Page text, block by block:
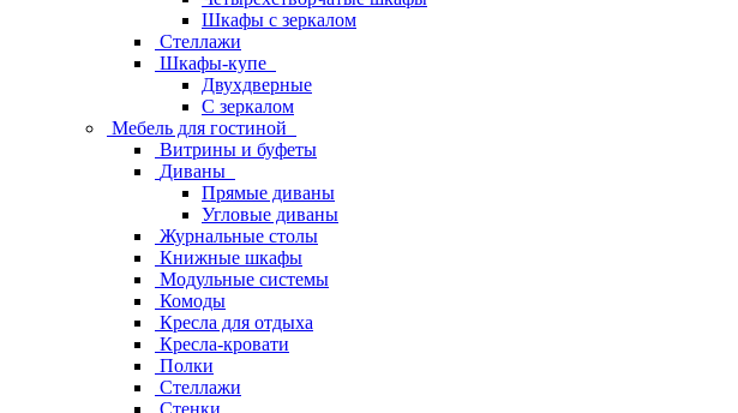
Шкафы с зеркалом
Стеллажи
Шкафы-купе
Двухдверные
С зеркалом
Мебель для гостиной
Витрины и буфеты
Диваны
Прямые диваны
Угловые диваны
Журнальные столы
Книжные шкафы
Модульные системы
Комоды
Кресла для отдыха
Кресла-кровати
Полки
Стеллажи
Стенки